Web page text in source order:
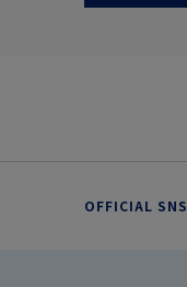
OFFICIAL SNS